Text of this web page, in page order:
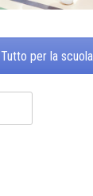
Tutto per la scuola